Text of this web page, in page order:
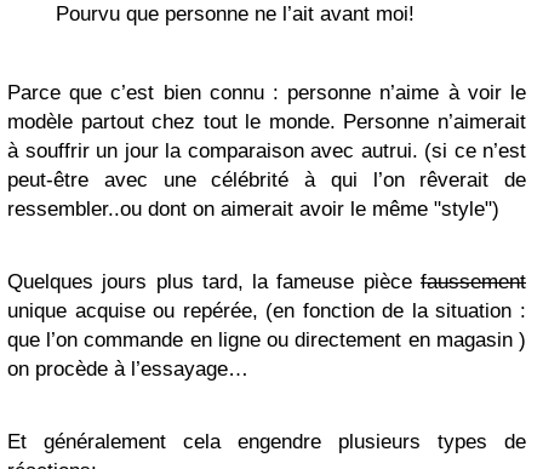
Pourvu que personne ne l’ait avant moi!
Parce que c’est bien connu : personne n’aime à voir le
modèle partout chez tout le monde. Personne n’aimerait
à souffrir un jour la comparaison avec autrui. (si ce n’est
peut-être avec une célébrité à qui l’on rêverait de
ressembler..ou dont on aimerait avoir le même "style")
Quelques jours plus tard, la fameuse pièce faussement
unique acquise ou repérée, (en fonction de la situation :
que l’on commande en ligne ou directement en magasin )
on procède à l’essayage…
Et généralement cela engendre plusieurs types de